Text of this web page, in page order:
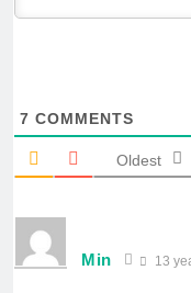
7 COMMENTS
Oldest
Min 13